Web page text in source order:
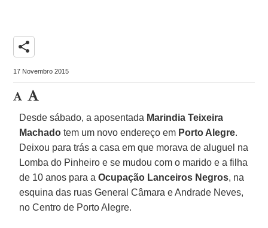
share
17 Novembro 2015
Desde sábado, a aposentada Marindia Teixeira
Machado tem um novo endereço em Porto Alegre.
Deixou para trás a casa em que morava de aluguel na
Lomba do Pinheiro e se mudou com o marido e a filha
de 10 anos para aOcupação Lanceiros Negros, na
esquina das ruas General Câmara e Andrade Neves,
no Centro de Porto Alegre.